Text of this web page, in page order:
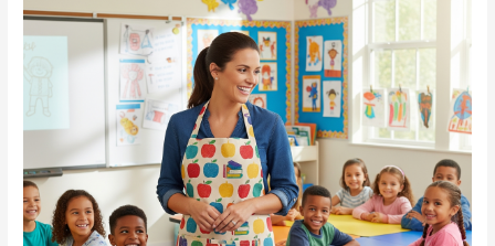
Maestras
Personalizadas:
Nuevas
para
Profes
con
Estilo